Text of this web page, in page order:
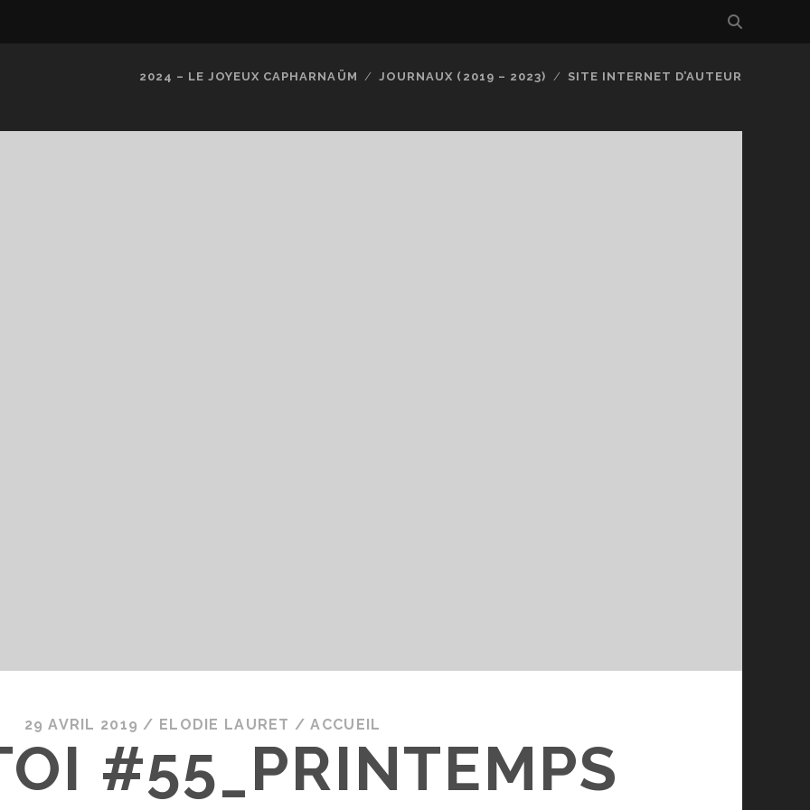
2024 – LE JOYEUX CAPHARNAÜM JOURNAUX (2019 – 2023) SITE INTERNET D’AUTEUR
29 AVRIL 2019 / ELODIE LAURET /ACCUEIL
#55_PRINTEMPS